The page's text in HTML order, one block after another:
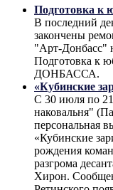
Подготовка к
В последний
закончены
"Арт-Донбасс"
Подготовка к
ДОНБАССА.
«Кубинские
С 30 июля по 21
наковальня"
персональная
«Кубинские
рождения
разгрома
Хирон.